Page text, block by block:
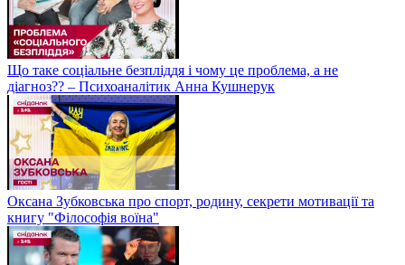
Що таке соціальне безпліддя і чому це проблема, а не
діагноз?? – Психоаналітик Анна Кушнерук
Оксана Зубковська про спорт, родину, секрети мотивації та
книгу "Філософія воїна"